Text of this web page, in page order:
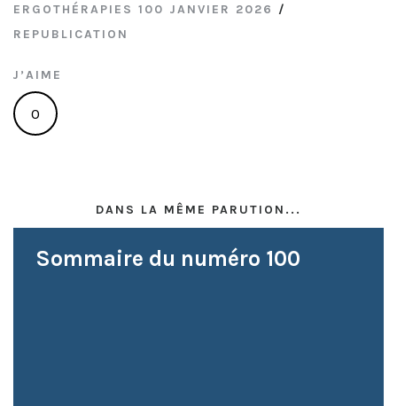
ERGOTHÉRAPIES 100 JANVIER 2026 /
REPUBLICATION
J’AIME
0
DANS LA MÊME PARUTION...
Sommaire du numéro 100